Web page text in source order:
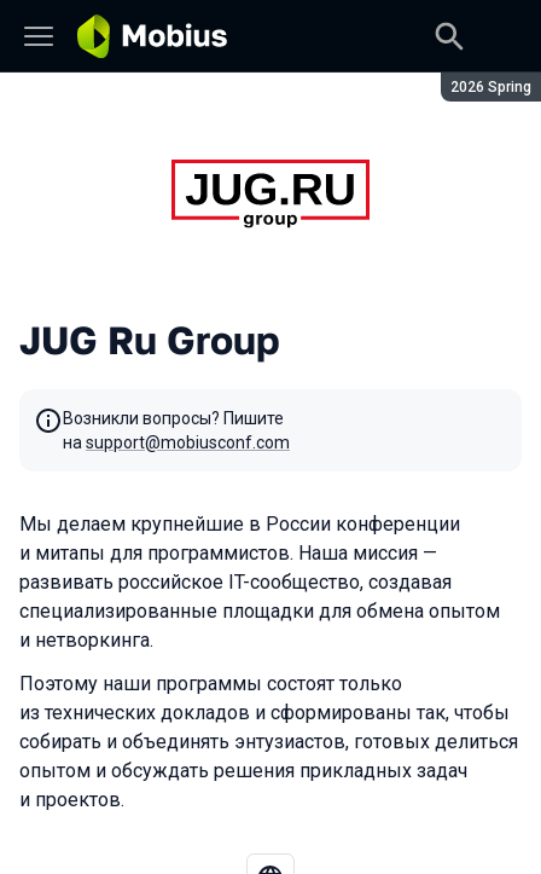
Сезон:
2026 Spring
JUG Ru Group
Возникли вопросы? Пишите
наsupport@mobiusconf.com
Мы делаем крупнейшие в России конференции
и митапы для программистов. Наша миссия —
развивать российское IT-сообщество, создавая
специализированные площадки для обмена опытом
и нетворкинга.
Поэтому наши программы состоят только
из технических докладов и сформированы так, чтобы
собирать и объединять энтузиастов, готовых делиться
опытом и обсуждать решения прикладных задач
и проектов.